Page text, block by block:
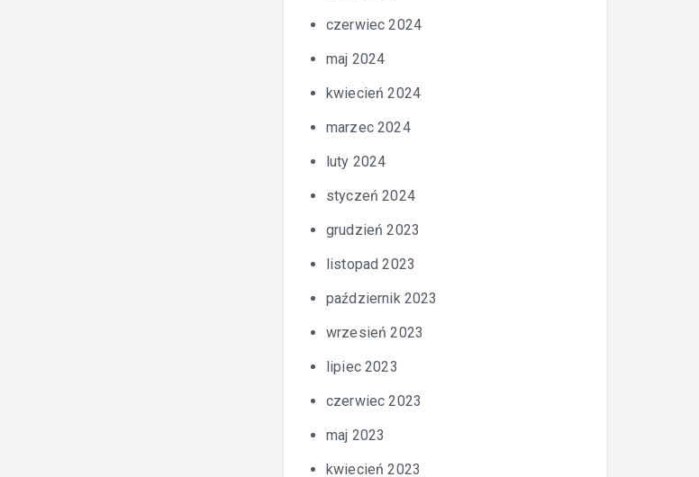
czerwiec 2024
maj 2024
kwiecień 2024
marzec 2024
luty 2024
styczeń 2024
grudzień 2023
listopad 2023
październik 2023
wrzesień 2023
lipiec 2023
czerwiec 2023
maj 2023
kwiecień 2023